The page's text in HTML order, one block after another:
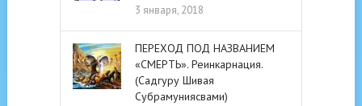
3 января, 2018
ПЕРЕХОД ПОД НАЗВАНИЕМ
«СМЕРТЬ». Реинкарнация.
(Садгуру Шивая
Субрамуниясвами)